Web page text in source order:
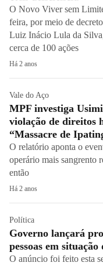
O Novo Viver sem
feira, por meio de
Luiz Inácio Lula da
cerca de 100 ações
Há 2 anos
Vale do Aço
MPF investiga
violação de direitos
“Massacre de
O relatório aponta o
operário mais sangrento
então
Há 2 anos
Política
Governo lançará
pessoas em situação
O anúncio foi feito esta